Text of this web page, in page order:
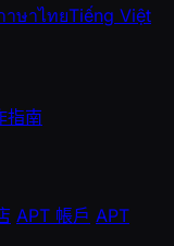
าษาไทยTiếng Việt
指南
APT 帳戶 APT